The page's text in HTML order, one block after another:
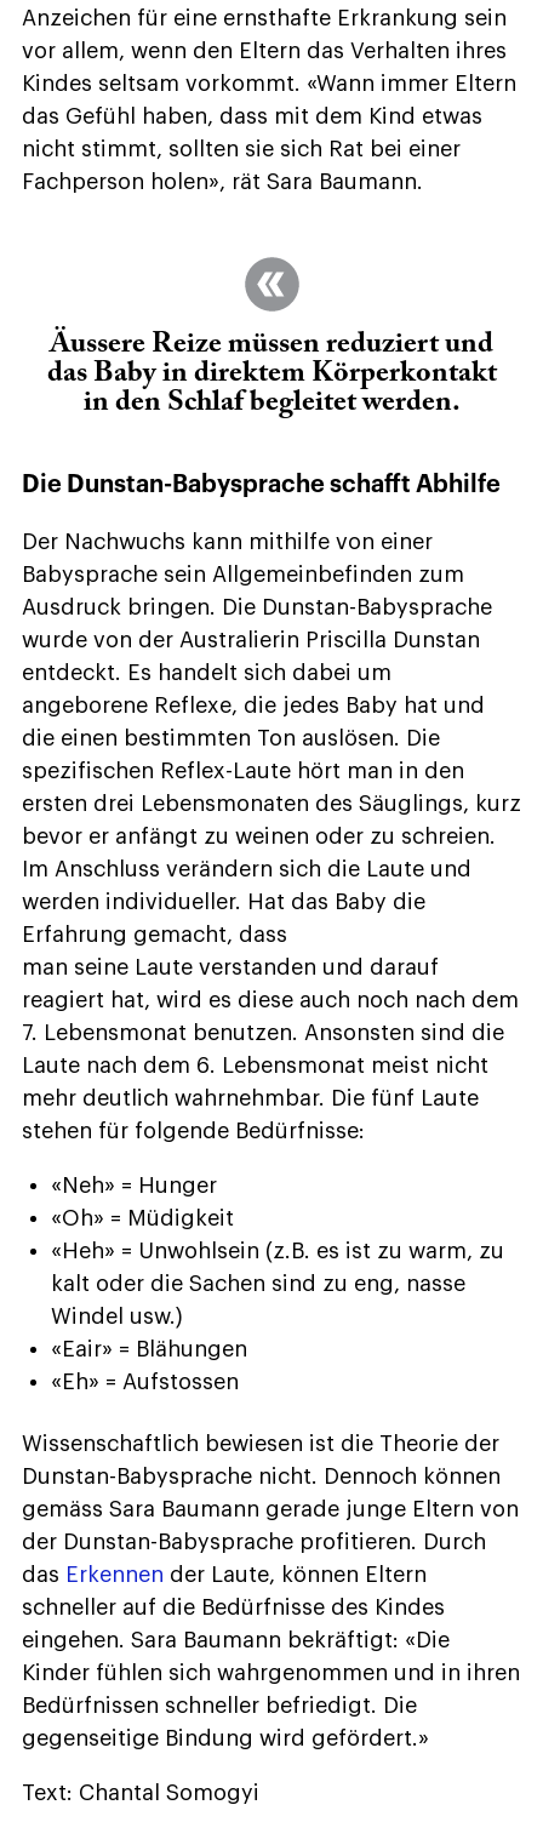
Anzeichen für eine ernsthafte Erkrankung sein
vor allem, wenn den Eltern das Verhalten ihres
Kindes seltsam vorkommt. «Wann immer Eltern
das Gefühl haben, dass mit dem Kind etwas
nicht stimmt, sollten sie sich Rat bei einer
Fachperson holen», rät Sara Baumann.
Äussere Reize müssen reduziert und
das Baby in direktem Körperkontakt
in den Schlaf begleitet werden.
Die Dunstan-Babysprache schafft Abhilfe
Der Nachwuchs kann mithilfe von einer
Babysprache sein Allgemeinbefinden zum
Ausdruck bringen. Die Dunstan-Babysprache
wurde von der Australierin Priscilla Dunstan
entdeckt. Es handelt sich dabei um
angeborene Reflexe, die jedes Baby hat und
die einen bestimmten Ton auslösen. Die
spezifischen Reflex-Laute hört man in den
ersten drei Lebensmonaten des Säuglings, kurz
bevor er anfängt zu weinen oder zu schreien.
Im Anschluss verändern sich die Laute und
werden individueller. Hat das Baby die
Erfahrung gemacht, dass
man seine Laute verstanden und darauf
reagiert hat, wird es diese auch noch nach dem
7. Lebensmonat benutzen. Ansonsten sind die
Laute nach dem 6. Lebensmonat meist nicht
mehr deutlich wahrnehmbar. Die fünf Laute
stehen für folgende Bedürfnisse:
«Neh» = Hunger
«Oh» = Müdigkeit
«Heh» = Unwohlsein (z.B. es ist zu warm, zu
kalt oder die Sachen sind zu eng, nasse
Windel usw.)
«Eair» = Blähungen
«Eh» = Aufstossen
Wissenschaftlich bewiesen ist die Theorie der
Dunstan-Babysprache nicht. Dennoch können
gemäss Sara Baumann gerade junge Eltern von
der Dunstan-Babysprache profitieren. Durch
das Erkennen der Laute, können Eltern
schneller auf die Bedürfnisse des Kindes
eingehen. Sara Baumann bekräftigt: «Die
Kinder fühlen sich wahrgenommen und in ihren
Bedürfnissen schneller befriedigt. Die
gegenseitige Bindung wird gefördert.»
Text: Chantal Somogyi